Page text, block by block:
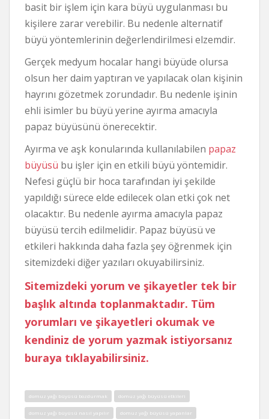
basit bir işlem için kara büyü uygulanması bu
kişilere zarar verebilir. Bu nedenle alternatif
büyü yöntemlerinin değerlendirilmesi elzemdir.
Gerçek medyum hocalar hangi büyüde olursa
olsun her daim yaptıran ve yapılacak olan kişinin
hayrını gözetmek zorundadır. Bu nedenle işinin
ehli isimler bu büyü yerine ayırma amacıyla
papaz büyüsünü önerecektir.
Ayırma ve aşk konularında kullanılabilen papaz
büyüsü bu işler için en etkili büyü yöntemidir.
Nefesi güçlü bir hoca tarafından iyi şekilde
yapıldığı sürece elde edilecek olan etki çok net
olacaktır. Bu nedenle ayırma amacıyla papaz
büyüsü tercih edilmelidir. Papaz büyüsü ve
etkileri hakkında daha fazla şey öğrenmek için
sitemizdeki diğer yazıları okuyabilirsiniz.
Sitemizdeki yorum ve şikayetler tek bir
başlık altında toplanmaktadır. Tüm
yorumları ve şikayetleri okumak ve
kendiniz de yorum yazmak istiyorsanız
buraya tıklayabilirsiniz.
domuz yağı büyüsü bozdurmak domuz yağı büyüsü etkileri
domuz yağı büyüsü nasıl yapılır domuz yağı büyüsü yapanlar